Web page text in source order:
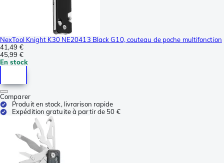
NexTool Knight K30 NE20413 Black G10, couteau de poche multifonction
41,49 €
45,99 €
En stock
Comparer
Produit en stock, livrarison rapide
Expédition gratuite à partir de 50 €